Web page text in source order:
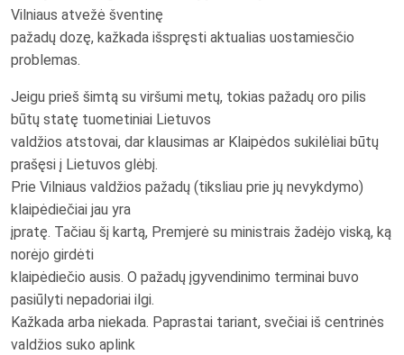
Vilniaus atvežė šventinę
pažadų dozę, kažkada išspręsti aktualias uostamiesčio
problemas.
Jeigu prieš šimtą su viršumi metų, tokias pažadų oro pilis
būtų statę tuometiniai Lietuvos
valdžios atstovai, dar klausimas ar Klaipėdos sukilėliai būtų
prašęsi į Lietuvos glėbį.
Prie Vilniaus valdžios pažadų (tiksliau prie jų nevykdymo)
klaipėdiečiai jau yra
įpratę. Tačiau šį kartą, Premjerė su ministrais žadėjo viską, ką
norėjo girdėti
klaipėdiečio ausis. O pažadų įgyvendinimo terminai buvo
pasiūlyti nepadoriai ilgi.
Kažkada arba niekada. Paprastai tariant, svečiai iš centrinės
valdžios suko aplink